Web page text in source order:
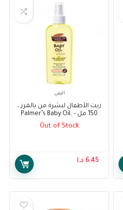
البيبي
زيت الأطفال لبشرة من بالمرز ،
150 مل – Palmer’s Baby Oil,
150ml Pump Bottle
Out of Stock
6.45 د.ا